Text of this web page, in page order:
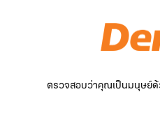
ตรวจสอบว่าคุณเป็นมนุษย์ด้